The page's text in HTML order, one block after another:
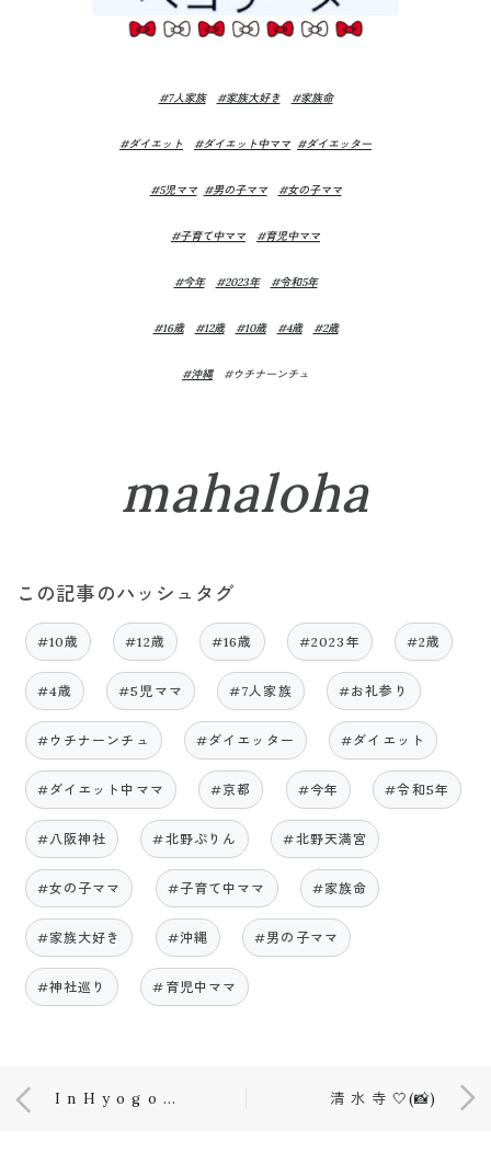
#7人家族 #家族大好き #家族命
#ダイエット #ダイエット中ママ #ダイエッター
#5児ママ #男の子ママ #女の子ママ
#子育て中ママ #育児中ママ
#今年 #2023年 #令和5年
#16歳 #12歳 #10歳 #4歳 #2歳
#沖縄#ウチナーンチュ
mahaloha
この記事のハッシュタグ
#10歳 #12歳 #16歳 #2023年 #2歳
#4歳 #5児ママ #7人家族 #お礼参り
#ウチナーンチュ #ダイエッター #ダイエット
#ダイエット中ママ #京都 #今年 #令和5年
#八阪神社 #北野ぷりん #北野天満宮
#女の子ママ #子育て中ママ #家族命
#家族大好き #沖縄 #男の子ママ
#神社巡り #育児中ママ
I n H y o g o 💕(📸) 清 水 寺 🤍(📸)